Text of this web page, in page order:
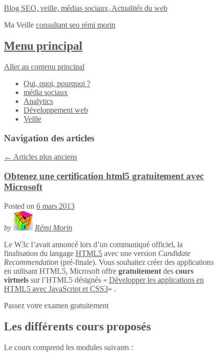
Blog SEO, veille, médias sociaux, Actualités du web
Ma Veille consultant seo rémi morin
Menu principal
Aller au contenu principal
Qui, quoi, pourquoi ?
média sociaux
Analytics
Développement web
Veille
Navigation des articles
← Articles plus anciens
Obtenez une certification html5 gratuitement avec
Microsoft
Posted on 6 mars 2013
by
Rémi Morin
Le W3c l’avait annoncé lors d’un communiqué officiel, la
finalisation du langage HTML5 avec une version Candidate
Recommendation (pré-finale). Vous souhaitez créer des applications
en utilisant HTML5, Microsoft offre gratuitement des cours
virtuels sur l’HTML5 désignés « Développer les applications en
HTML5 avec JavaScript et CSS3« .
Passez votre examen gratuitement
Les différents cours proposés
Le cours comprend les modules suivants :